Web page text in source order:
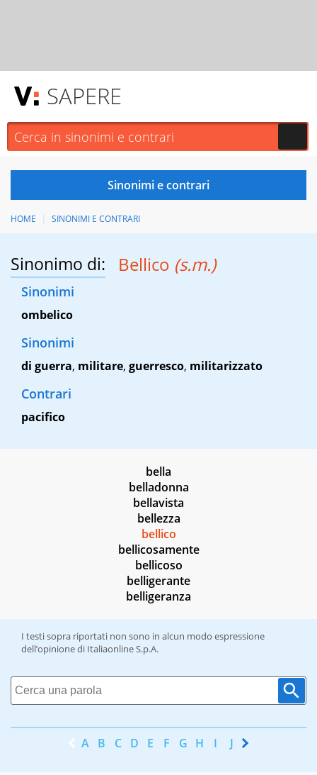
SAPERE
HOME SINONIMI E CONTRARI
Sinonimo di: Bellico (s.m.)
Sinonimi
ombelico
Sinonimi
di guerra, militare, guerresco, militarizzato
Contrari
pacifico
bella
belladonna
bellavista
bellezza
bellico
bellicosamente
bellicoso
belligerante
belligeranza
I testi sopra riportati non sono in alcun modo espressione
dell’opinione di Italiaonline S.p.A.
A B C D E F G H I J K